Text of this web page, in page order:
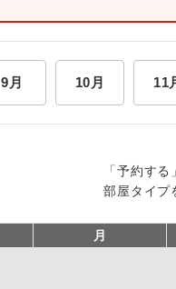
9月 10月 11
「予約す
部屋タイプ
月